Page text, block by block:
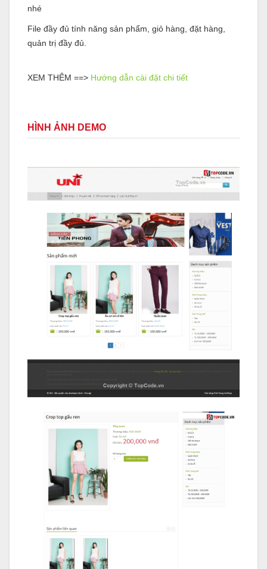
nhé
File đầy đủ tính năng sản phẩm, giỏ hàng, đặt hàng,
quản trị đầy đủ.
XEM THÊM ==> Hướng dẫn cài đặt chi tiết
HÌNH ẢNH DEMO